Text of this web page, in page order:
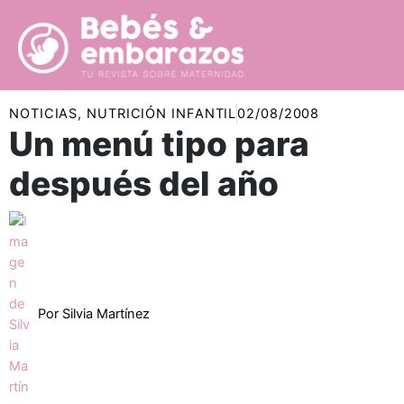
contenido
NOTICIAS, NUTRICIÓN INFANTIL02/08/2008
Un menú tipo para
después del año
Por Silvia Martínez